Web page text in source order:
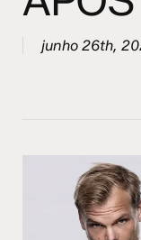
junho 26th,